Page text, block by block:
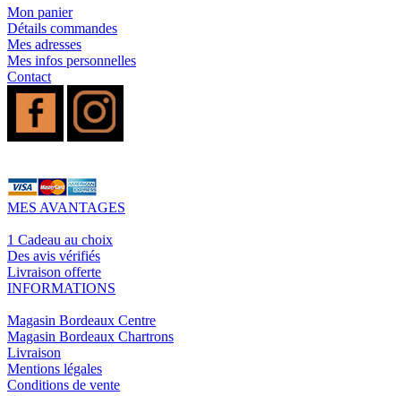
Mon panier
Détails commandes
Mes adresses
Mes infos personnelles
Contact
MES AVANTAGES
1 Cadeau au choix
Des avis vérifiés
Livraison offerte
INFORMATIONS
Magasin Bordeaux Centre
Magasin Bordeaux Chartrons
Livraison
Mentions légales
Conditions de vente